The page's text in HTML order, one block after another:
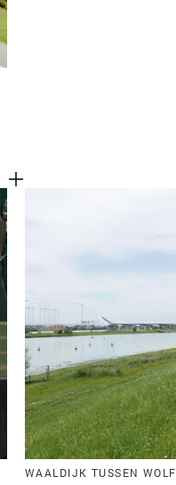
WAALDIJK TUSSEN